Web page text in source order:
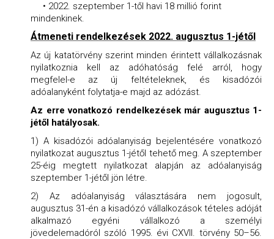
• 2022. szeptember 1-től havi 18 millió forint
mindenkinek.
Átmeneti rendelkezések 2022. augusztus 1-jétől
Az új katatörvény szerint minden érintett vállalkozásnak
nyilatkoznia kell az adóhatóság felé arról, hogy
megfelel-e az új feltételeknek, és kisadózói
adóalanyként folytatja-e majd az adózást.
Az erre vonatkozó rendelkezések már augusztus 1-
jétől hatályosak.
1) A kisadózói adóalanyiság bejelentésére vonatkozó
nyilatkozat augusztus 1-jétől tehető meg. A szeptember
25-éig megtett nyilatkozat alapján az adóalanyiság
szeptember 1-jétől jön létre.
2) Az adóalanyiság választására nem jogosult,
augusztus 31-én a kisadózó vállalkozások tételes adóját
alkalmazó egyéni vállalkozó a személyi
jövedelemadóról szóló 1995. évi CXVII. törvény 50–56.